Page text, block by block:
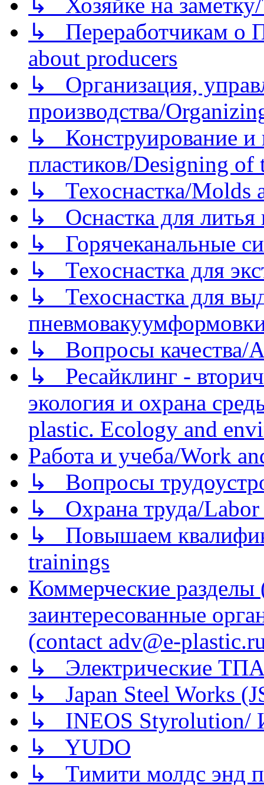
↳ Переработчикам о
about producers
↳ Организация,
производства/
↳ Конструирование и
пластиков/Designing of
↳ Техоснастка/Molds
↳ Оснастка для литья
↳ Горячеканальные
↳ Техоснастка для
↳ Техоснастка для
↳ Вопросы качества/
↳ Ресайклинг -
экология и охрана
plastic. Ecology and
Работа и учеба/Work
↳ Вопросы
↳ Охрана труда/Labor
↳ Повышаем
trainings
Коммерческие
заинтересованные
(contact adv@e-
↳ Электрические
↳ Japan Steel Works
↳ INEOS
↳ YUDO
↳ Тимити молдс энд